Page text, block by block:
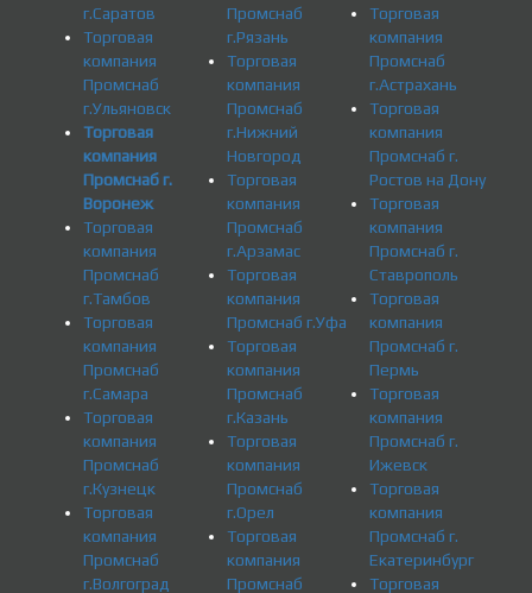
г.Саратов
Торговая
компания
Промснаб
г.Ульяновск
Торговая
компания
Промснаб г.
Воронеж
Торговая
компания
Промснаб
г.Тамбов
Торговая
компания
Промснаб
г.Самара
Торговая
компания
Промснаб
г.Кузнецк
Торговая
компания
Промснаб
г.Волгоград
Промснаб
г.Рязань
Торговая
компания
Промснаб
г.Нижний
Новгород
Торговая
компания
Промснаб
г.Арзамас
Торговая
компания
Промснаб г.Уфа
Торговая
компания
Промснаб
г.Казань
Торговая
компания
Промснаб
г.Орел
Торговая
компания
Промснаб
Торговая
компания
Промснаб
г.Астрахань
Торговая
компания
Промснаб г.
Ростов на Дону
Торговая
компания
Промснаб г.
Ставрополь
Торговая
компания
Промснаб г.
Пермь
Торговая
компания
Промснаб г.
Ижевск
Торговая
компания
Промснаб г.
Екатеринбург
Торговая